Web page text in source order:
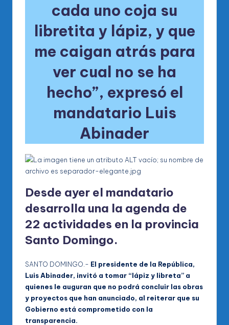
cada uno coja su
libretita y lápiz, y que
me caigan atrás para
ver cual no se ha
hecho”, expresó el
mandatario Luis
Abinader
Desde ayer el mandatario
desarrolla una la agenda de
22 actividades en la provincia
Santo Domingo.
SANTO DOMINGO.- El presidente de la República,
Luis Abinader, invitó a tomar “lápiz y libreta” a
quienes le auguran que no podrá concluir las obras
y proyectos que han anunciado, al reiterar que su
Gobierno está comprometido con la
transparencia.